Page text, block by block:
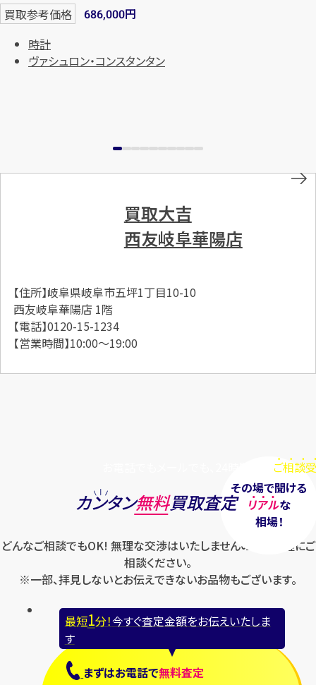
買取参考価格 686,000円
時計
ヴァシュロン・コンスタンタン
買取大吉
西友岐阜華陽店
【住所】岐阜県岐阜市五坪1丁目10-10
西友岐阜華陽店 1階
【電話】0120-15-1234
【営業時間】10:00～19:00
ご相談
その場で聞ける
リアルな
相場！
カンタン無料買取査定
どんなご相談でもOK! 無理な交渉はいたしませんのでお気軽にご
相談ください。
※一部、拝見しないとお伝えできないお品物もございます。
最短1分！今すぐ査定金額をお伝えいたしま
す
まずはお電話で無料査定